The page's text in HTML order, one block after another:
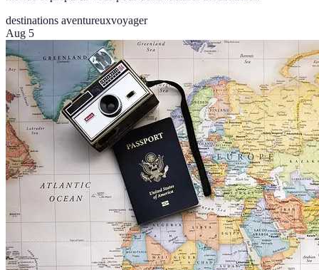
destinations aventureuxvoyager
Aug 5